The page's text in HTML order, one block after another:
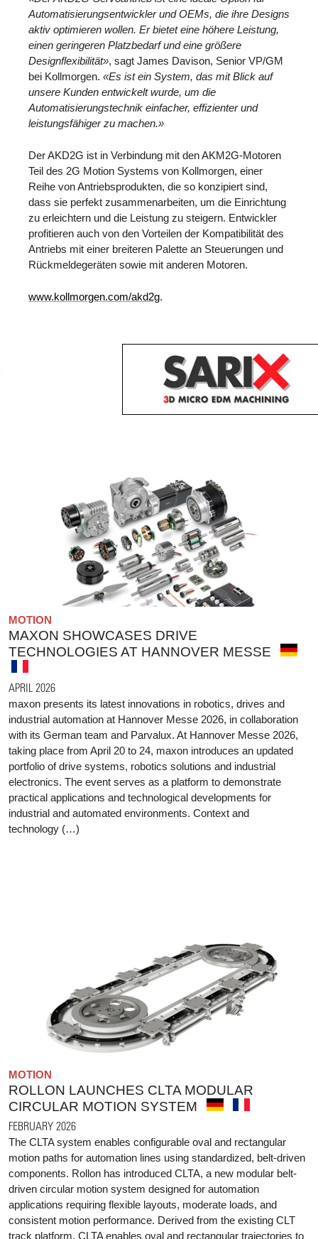
Automatisierungsentwickler und OEMs, die ihre Designs
aktiv optimieren wollen. Er bietet eine höhere Leistung,
einen geringeren Platzbedarf und eine größere
Designflexibilität», sagt James Davison, Senior VP/GM
bei Kollmorgen. «Es ist ein System, das mit Blick auf
unsere Kunden entwickelt wurde, um die
Automatisierungstechnik einfacher, effizienter und
leistungsfähiger zu machen.»
Der AKD2G ist in Verbindung mit den AKM2G-Motoren
Teil des 2G Motion Systems von Kollmorgen, einer
Reihe von Antriebsprodukten, die so konzipiert sind,
dass sie perfekt zusammenarbeiten, um die Einrichtung
zu erleichtern und die Leistung zu steigern. Entwickler
profitieren auch von den Vorteilen der Kompatibilität des
Antriebs mit einer breiteren Palette an Steuerungen und
Rückmeldegeräten sowie mit anderen Motoren.
www.kollmorgen.com/akd2g.
MOTION
MAXON SHOWCASES DRIVE
TECHNOLOGIES AT HANNOVER MESSE
APRIL 2026
maxon presents its latest innovations in robotics, drives and
industrial automation at Hannover Messe 2026, in collaboration
with its German team and Parvalux. At Hannover Messe 2026,
taking place from April 20 to 24, maxon introduces an updated
portfolio of drive systems, robotics solutions and industrial
electronics. The event serves as a platform to demonstrate
practical applications and technological developments for
industrial and automated environments. Context and
technology (…)
MOTION
ROLLON LAUNCHES CLTA MODULAR
CIRCULAR MOTION SYSTEM
FEBRUARY 2026
The CLTA system enables configurable oval and rectangular
motion paths for automation lines using standardized, belt-driven
components. Rollon has introduced CLTA, a new modular belt-
driven circular motion system designed for automation
applications requiring flexible layouts, moderate loads, and
consistent motion performance. Derived from the existing CLT
track platform, CLTA enables oval and rectangular trajectories to